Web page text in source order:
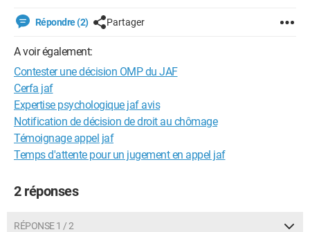
Répondre (2) Partager
A voir également:
Contester une décision OMP du JAF
Cerfa jaf
Expertise psychologique jaf avis
Notification de décision de droit au chômage
Témoignage appel jaf
Temps d'attente pour un jugement en appel jaf
2 réponses
RÉPONSE 1 / 2